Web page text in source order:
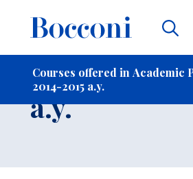
Courses offered in Academic
2014-2015 a.y.
-
Course 2014-
a.y.